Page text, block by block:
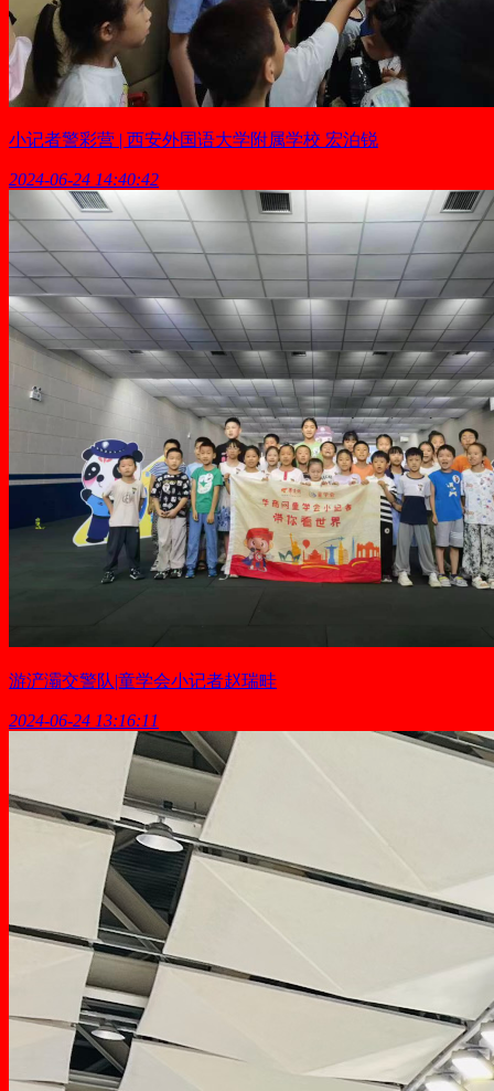
小记者警彩营 | 西安外国语大学附属学校 宏泊锐
2024-06-24 14:40:42
游浐灞交警队|童学会小记者赵瑞畦
2024-06-24 13:16:11